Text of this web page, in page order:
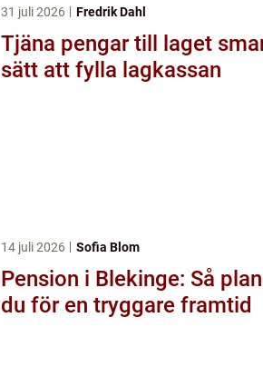
31 juli 2026 Fredrik Dahl
Tjäna pengar till laget smarta
sätt att fylla lagkassan
14 juli 2026 Sofia Blom
Pension i Blekinge: Så
du för en tryggare framtid